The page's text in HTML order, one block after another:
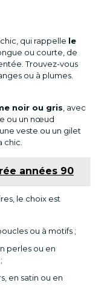
qui rappelle le
ou courte, de
Trouvez-vous
ou à plumes.
noir ou gris , avec
ou un nœud
veste ou un gilet
chic.
années 90
le choix est
ou à motifs ;
perles ou en
en satin ou en